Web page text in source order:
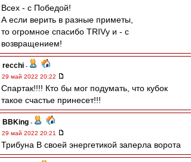
Всех - с Победой!
А если верить в разные приметы,
то огромное спасибо TRIVу и - с
возвращением!
recchi -
29 май 2022 20:22
Спартак!!!! Кто бы мог подумать, что кубок
такое счастье принесет!!!
BBKing -
29 май 2022 20:21
Трибуна B своей энергетикой заперла ворота